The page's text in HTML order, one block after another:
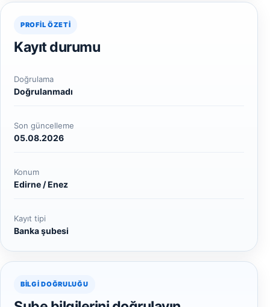
PROFIL ÖZETI
Kayıt durumu
Doğrulama
Doğrulanmadı
Son güncelleme
05.08.2026
Konum
Edirne / Enez
Kayıt tipi
Banka şubesi
BILGI DOĞRULUĞU